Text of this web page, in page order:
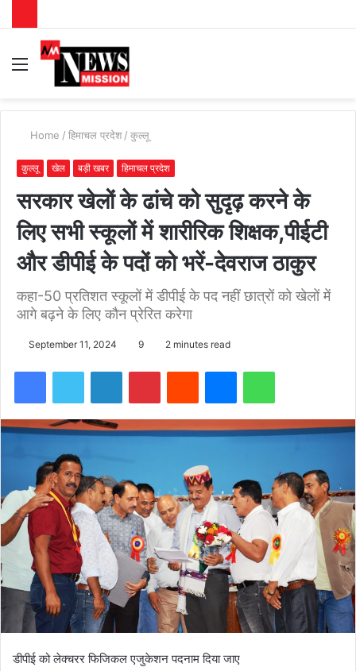
Menu
Home / हिमाचल प्रदेश / कुल्लू
कुल्लू खेल बड़ी खबर हिमाचल प्रदेश
सरकार खेलों के ढांचे को सुदृढ़ करने के
लिए सभी स्कूलों में शारीरिक शिक्षक,पीईटी
और डीपीई के पदों को भरें-देवराज ठाकुर
कहा-50 प्रतिशत स्कूलों में डीपीई के पद नहीं छात्रों को खेलों में
आगे बढ़ने के लिए कौन प्रेरित करेगा
September 11, 2024 9 2 minutes read
डीपीई को लेक्चरर फिजिकल एजुकेशन पदनाम दिया जाए